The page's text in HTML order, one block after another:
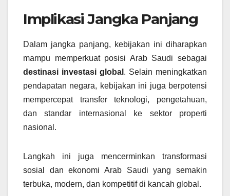
Implikasi Jangka Panjang
Dalam jangka panjang, kebijakan ini diharapkan
mampu memperkuat posisi Arab Saudi sebagai
destinasi investasi global . Selain meningkatkan
pendapatan negara, kebijakan ini juga berpotensi
mempercepat transfer teknologi, pengetahuan,
dan standar internasional ke sektor properti
nasional.
Langkah ini juga mencerminkan transformasi
sosial dan ekonomi Arab Saudi yang semakin
terbuka, modern, dan kompetitif di kancah global.